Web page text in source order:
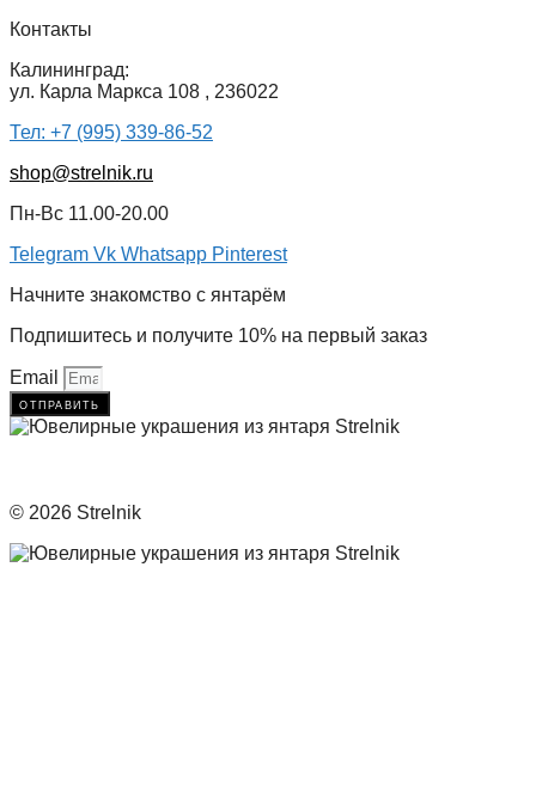
Контакты
Калининград:
ул. Карла Маркса 108 , 236022
Тел: +7 (995) 339-86-52
shop@strelnik.ru
Пн-Вс 11.00-20.00
Telegram Vk Whatsapp Pinterest
Начните знакомство с янтарём
Подпишитесь и получите 10% на первый заказ
Email
отправить
© 2026 Strelnik